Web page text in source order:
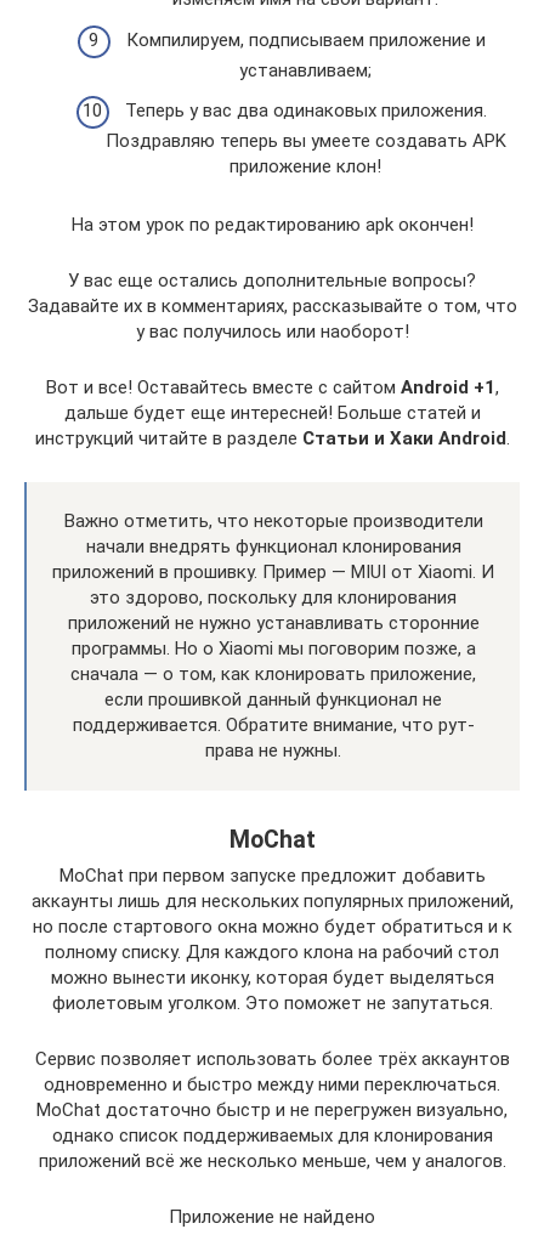
Компилируем, подписываем приложение и
устанавливаем;
Теперь у вас два одинаковых приложения.
Поздравляю теперь вы умеете создавать APK
приложение клон!
На этом урок по редактированию apk окончен!
У вас еще остались дополнительные вопросы?
Задавайте их в комментариях, рассказывайте о том, что
у вас получилось или наоборот!
Вот и все! Оставайтесь вместе с сайтом Android +1,
дальше будет еще интересней! Больше статей и
инструкций читайте в разделе Статьи и Хаки Android.
Важно отметить, что некоторые производители
начали внедрять функционал клонирования
приложений в прошивку. Пример — MIUI от Xiaomi. И
это здорово, поскольку для клонирования
приложений не нужно устанавливать сторонние
программы. Но о Xiaomi мы поговорим позже, а
сначала — о том, как клонировать приложение,
если прошивкой данный функционал не
поддерживается. Обратите внимание, что рут-
права не нужны.
MoChat
MoChat при первом запуске предложит добавить
аккаунты лишь для нескольких популярных приложений,
но после стартового окна можно будет обратиться и к
полному списку. Для каждого клона на рабочий стол
можно вынести иконку, которая будет выделяться
фиолетовым уголком. Это поможет не запутаться.
Сервис позволяет использовать более трёх аккаунтов
одновременно и быстро между ними переключаться.
MoChat достаточно быстр и не перегружен визуально,
однако список поддерживаемых для клонирования
приложений всё же несколько меньше, чем у аналогов.
Приложение не найдено